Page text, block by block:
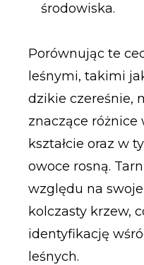
środowiska.
Porównując te
leśnymi, takimi
dzikie czereśnie,
znaczące różnice
kształcie oraz w
owoce rosną.
względu na
kolczasty krzew,
identyfikację
leśnych.